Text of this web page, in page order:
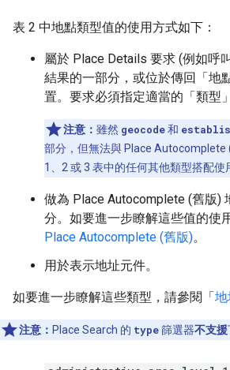
表 2 中地點類型值的使用方式如下：
屬於 Place Details 要求 (例如呼叫
結果的一部分，或位於傳回「地
置。要求必須指定適當的「類型」
注意： 雖然 geocode和
部分，但無法與 Place Autocomplete
1、2 或 3 表中的任何其他類型搭配使
做為 Place Autocomplete (舊版)
分。如要進一步瞭解這些值的使
Place Autocomplete (舊版)。
用於表示地址元件。
如要進一步瞭解這些類型，請參閱「地
注意： Place Search 的 type篩選器不支援